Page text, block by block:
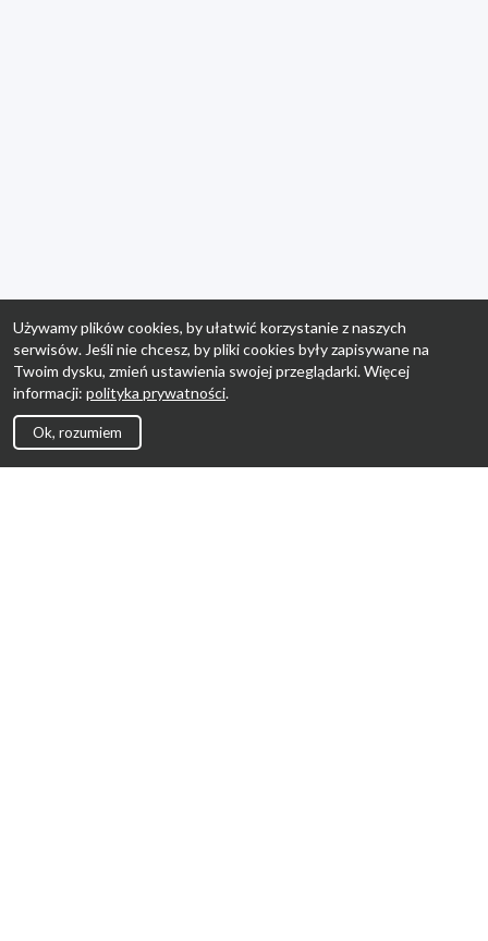
Używamy plików cookies, by ułatwić korzystanie z naszych
serwisów. Jeśli nie chcesz, by pliki cookies były zapisywane na
Twoim dysku, zmień ustawienia swojej przeglądarki. Więcej
informacji: polityka prywatności.
Ok, rozumiem